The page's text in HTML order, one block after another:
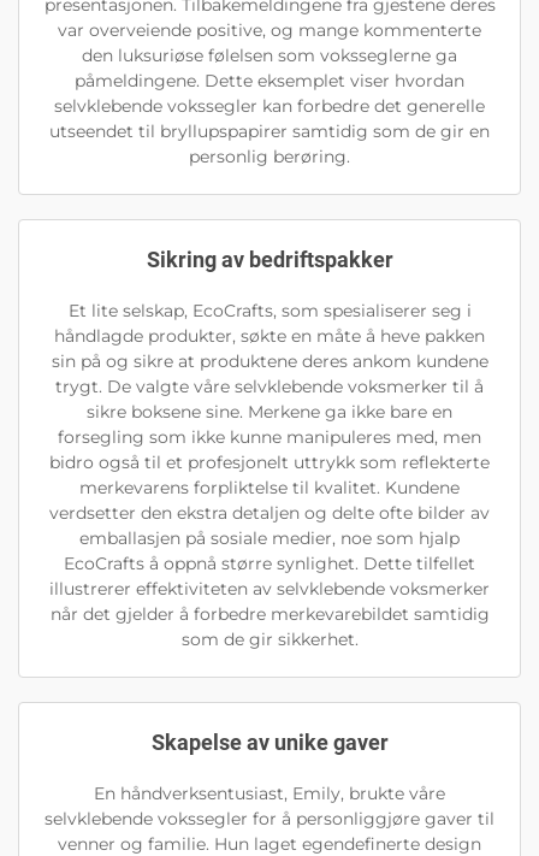
presentasjonen. Tilbakemeldingene fra gjestene deres
var overveiende positive, og mange kommenterte
den luksuriøse følelsen som voksseglerne ga
påmeldingene. Dette eksemplet viser hvordan
selvklebende vokssegler kan forbedre det generelle
utseendet til bryllupspapirer samtidig som de gir en
personlig berøring.
Sikring av bedriftspakker
Et lite selskap, EcoCrafts, som spesialiserer seg i
håndlagde produkter, søkte en måte å heve pakken
sin på og sikre at produktene deres ankom kundene
trygt. De valgte våre selvklebende voksmerker til å
sikre boksene sine. Merkene ga ikke bare en
forsegling som ikke kunne manipuleres med, men
bidro også til et profesjonelt uttrykk som reflekterte
merkevarens forpliktelse til kvalitet. Kundene
verdsetter den ekstra detaljen og delte ofte bilder av
emballasjen på sosiale medier, noe som hjalp
EcoCrafts å oppnå større synlighet. Dette tilfellet
illustrerer effektiviteten av selvklebende voksmerker
når det gjelder å forbedre merkevarebildet samtidig
som de gir sikkerhet.
Skapelse av unike gaver
En håndverksentusiast, Emily, brukte våre
selvklebende vokssegler for å personliggjøre gaver til
venner og familie. Hun laget egendefinerte design